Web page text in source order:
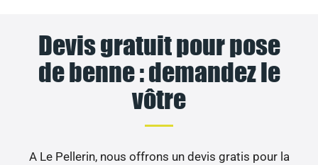
Devis gratuit pour pose
de benne : demandez le
vôtre
A Le Pellerin, nous offrons un devis gratis pour la